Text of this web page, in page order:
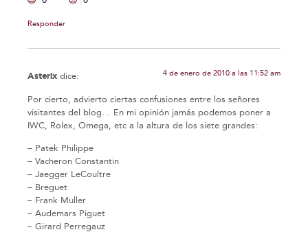
Responder
Asterix dice: 4 de enero de 2010 a las 11:52 am
Por cierto, advierto ciertas confusiones entre los señores
visitantes del blog… En mi opinión jamás podemos poner a
IWC, Rolex, Omega, etc a la altura de los siete grandes:
– Patek Philippe
– Vacheron Constantin
– Jaegger LeCoultre
– Breguet
– Frank Muller
– Audemars Piguet
– Girard Perregauz